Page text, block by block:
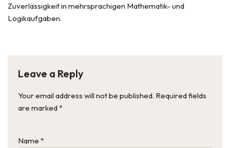
Zuverlässigkeit in mehrsprachigen Mathematik- und
Logikaufgaben.
Leave a Reply
Your email address will not be published. Required fields
are marked*
Name *